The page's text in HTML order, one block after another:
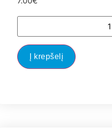
Į krepšelį